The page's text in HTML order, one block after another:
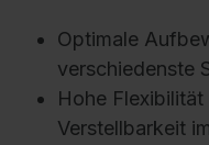
Optimale
verschiedenste
Hohe
Verstellbarkeit